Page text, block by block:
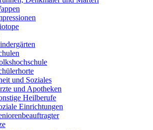
und Soziales
und Apotheken
Heilberufe
Einrichtungen